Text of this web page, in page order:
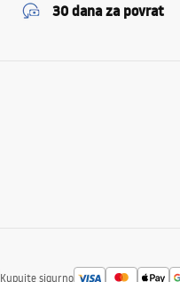
30 dana za povrat
Kupujte sigurno